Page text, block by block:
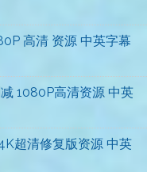
高清 资源 中英字幕
1080P高清资源 中英
超清修复版资源 中英